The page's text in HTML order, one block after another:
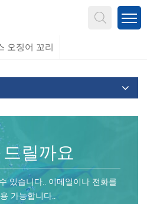
오징어 꼬리
드릴까요
있습니다.. 이메일이나 전화를
가능합니다..